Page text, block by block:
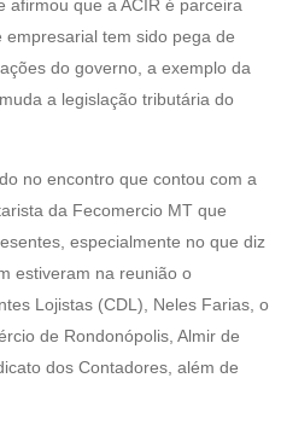
afirmou que a ACIR é parceira
tem sido pega de
do governo, a exemplo da
a legislação tributária do
no encontro que contou com a
da Fecomercio MT que
especialmente no que diz
estiveram na reunião o
Lojistas (CDL), Neles Farias, o
de Rondonópolis, Almir de
dos Contadores, além de